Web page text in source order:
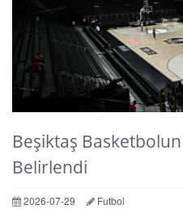
Beşiktaş
Belirlendi
2026-07-29 Futbol